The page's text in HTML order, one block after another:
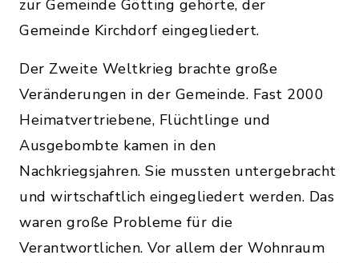
zur Gemeinde Götting gehörte, der
Gemeinde Kirchdorf eingegliedert.
Der Zweite Weltkrieg brachte große
Veränderungen in der Gemeinde. Fast 2000
Heimatvertriebene, Flüchtlinge und
Ausgebombte kamen in den
Nachkriegsjahren. Sie mussten untergebracht
und wirtschaftlich eingegliedert werden. Das
waren große Probleme für die
Verantwortlichen. Vor allem der Wohnraum